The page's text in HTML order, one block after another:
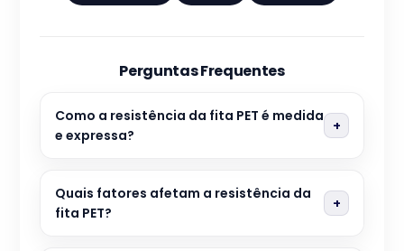
Perguntas Frequentes
Como a resistência da fita PET é medida
e expressa?
Quais fatores afetam a resistência da
fita PET?